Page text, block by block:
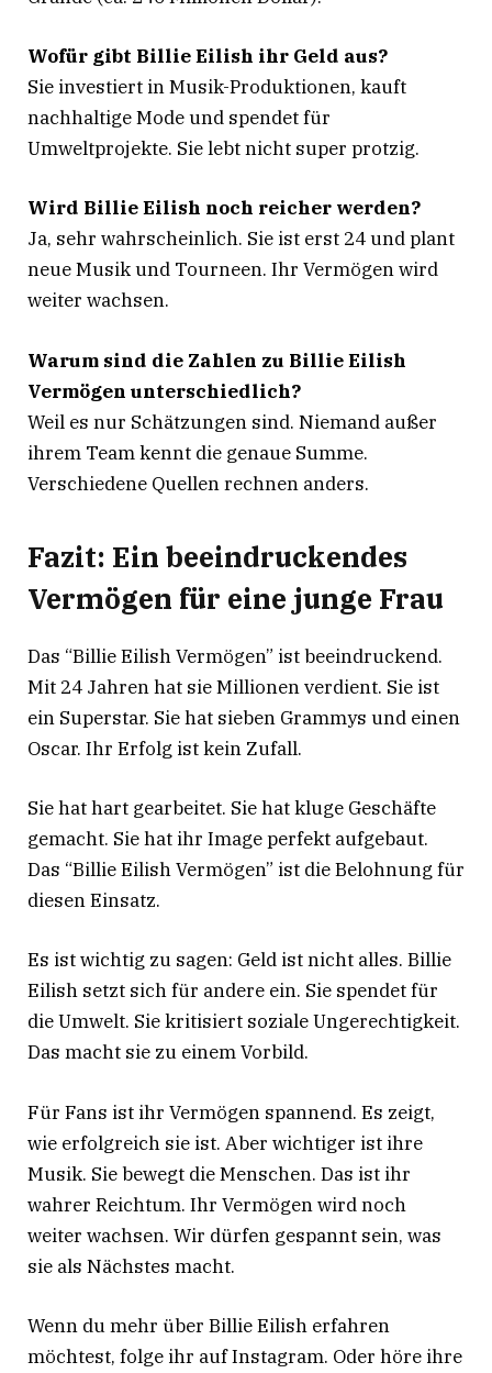
Wofür gibt Billie Eilish ihr Geld aus?
Sie investiert in Musik-Produktionen, kauft
nachhaltige Mode und spendet für
Umweltprojekte. Sie lebt nicht super protzig.
Wird Billie Eilish noch reicher werden?
Ja, sehr wahrscheinlich. Sie ist erst 24 und plant
neue Musik und Tourneen. Ihr Vermögen wird
weiter wachsen.
Warum sind die Zahlen zu Billie Eilish
Vermögen unterschiedlich?
Weil es nur Schätzungen sind. Niemand außer
ihrem Team kennt die genaue Summe.
Verschiedene Quellen rechnen anders.
Fazit: Ein beeindruckendes
Vermögen für eine junge Frau
Das “Billie Eilish Vermögen” ist beeindruckend.
Mit 24 Jahren hat sie Millionen verdient. Sie ist
ein Superstar. Sie hat sieben Grammys und einen
Oscar. Ihr Erfolg ist kein Zufall.
Sie hat hart gearbeitet. Sie hat kluge Geschäfte
gemacht. Sie hat ihr Image perfekt aufgebaut.
Das “Billie Eilish Vermögen” ist die Belohnung für
diesen Einsatz.
Es ist wichtig zu sagen: Geld ist nicht alles. Billie
Eilish setzt sich für andere ein. Sie spendet für
die Umwelt. Sie kritisiert soziale Ungerechtigkeit.
Das macht sie zu einem Vorbild.
Für Fans ist ihr Vermögen spannend. Es zeigt,
wie erfolgreich sie ist. Aber wichtiger ist ihre
Musik. Sie bewegt die Menschen. Das ist ihr
wahrer Reichtum. Ihr Vermögen wird noch
weiter wachsen. Wir dürfen gespannt sein, was
sie als Nächstes macht.
Wenn du mehr über Billie Eilish erfahren
möchtest, folge ihr auf Instagram. Oder höre ihre